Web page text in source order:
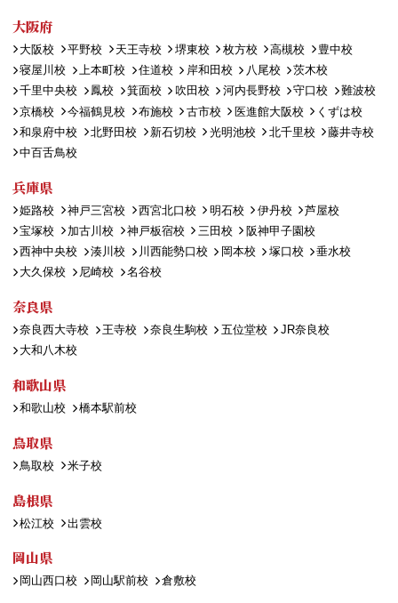
大阪府
大阪校 平野校 天王寺校 堺東校 枚方校 高槻校
豊中校
寝屋川校
上本町校 住道校 岸和田校 八尾校
茨木校
千里中央校
鳳校 箕面校 吹田校 河内長野校 守口校
難波校
京橋校
今福鶴見校 布施校 古市校 医進館大阪校
くずは校
和泉府中校
北野田校 新石切校 光明池校 北千里校
藤井寺校
中百舌鳥校
兵庫県
姫路校 神戸三宮校 西宮北口校 明石校 伊丹校
芦屋校
宝塚校
加古川校 神戸板宿校 三田校
阪神甲子園校
西神中央校
湊川校 川西能勢口校 岡本校 塚口校
垂水校
大久保校
尼崎校 名谷校
奈良県
奈良西大寺校 王寺校 奈良生駒校 五位堂校
JR奈良校
大和八木校
和歌山県
和歌山校 橋本駅前校
鳥取県
鳥取校 米子校
島根県
松江校 出雲校
岡山県
岡山西口校 岡山駅前校 倉敷校